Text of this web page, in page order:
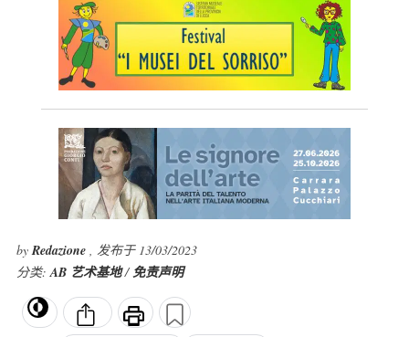
byRedazione , 发布于 13/03/2023
分类:AB 艺术基地/免责声明